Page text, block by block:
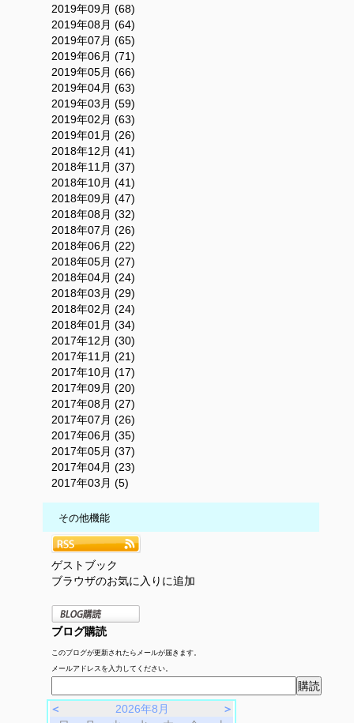
2019年09月 (68)
2019年08月 (64)
2019年07月 (65)
2019年06月 (71)
2019年05月 (66)
2019年04月 (63)
2019年03月 (59)
2019年02月 (63)
2019年01月 (26)
2018年12月 (41)
2018年11月 (37)
2018年10月 (41)
2018年09月 (47)
2018年08月 (32)
2018年07月 (26)
2018年06月 (22)
2018年05月 (27)
2018年04月 (24)
2018年03月 (29)
2018年02月 (24)
2018年01月 (34)
2017年12月 (30)
2017年11月 (21)
2017年10月 (17)
2017年09月 (20)
2017年08月 (27)
2017年07月 (26)
2017年06月 (35)
2017年05月 (37)
2017年04月 (23)
2017年03月 (5)
その他機能
ゲストブック
ブラウザのお気に入りに追加
ブログ購読
このブログが更新されたらメールが届きます。
メールアドレスを入力してください。
＜ 2026年8月
＞